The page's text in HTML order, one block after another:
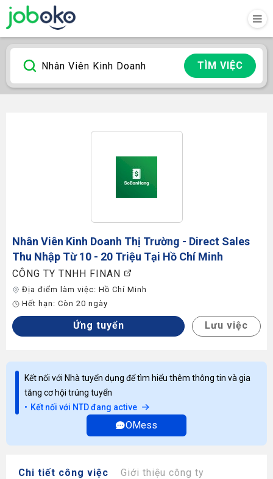
TÌM VIỆC
Nhân Viên Kinh Doanh Thị Trường - Direct Sales
Thu Nhập Từ 10 - 20 Triệu Tại Hồ Chí Minh
CÔNG TY TNHH FINAN
Địa điểm làm việc: Hồ Chí Minh
Hết hạn: Còn 20 ngày
Ứng tuyển Lưu việc
Kết nối với Nhà tuyển dụng để tìm hiểu thêm thông tin và gia
tăng cơ hội trúng tuyển
Kết nối với NTD đang active
OMess
Chi tiết công việc Giới thiệu công ty